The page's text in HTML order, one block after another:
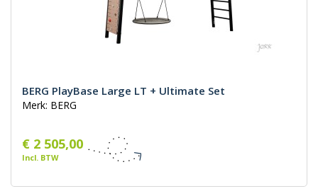
BERG PlayBase Large LT + Ultimate Set
Merk: BERG
€ 2 505,00
Incl. BTW